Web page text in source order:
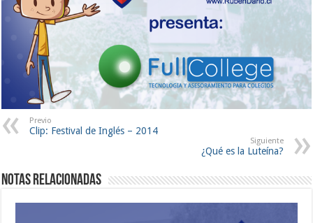
Previo
Clip: Festival de Inglés – 2014
Siguiente
¿Qué es la Luteína?
Notas Relacionadas